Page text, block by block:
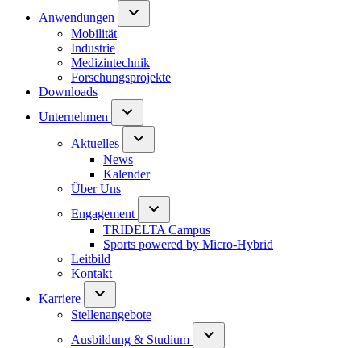
Anwendungen
Mobilität
Industrie
Medizintechnik
Forschungsprojekte
Downloads
Unternehmen
Aktuelles
News
Kalender
Über Uns
Engagement
TRIDELTA Campus
Sports powered by Micro-Hybrid
Leitbild
Kontakt
Karriere
Stellenangebote
Ausbildung & Studium